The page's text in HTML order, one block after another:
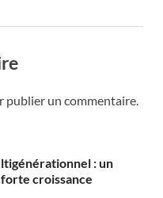
publier un commentaire.
: un
croissance